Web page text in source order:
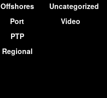
Offshores
Port
PTP
Regional
Uncategorized
Video